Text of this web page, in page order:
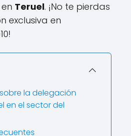
Teruel. ¡No te pierdas
exclusiva en
la delegación
en el sector del